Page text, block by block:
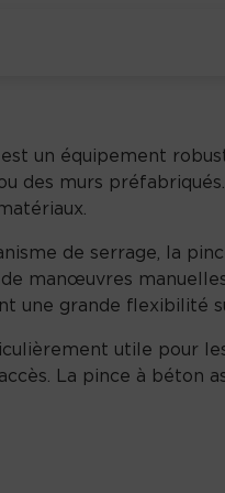
un équipement
des murs
de serrage, la
manœuvres
une grande flexibilité
utile pour
La pince à béton